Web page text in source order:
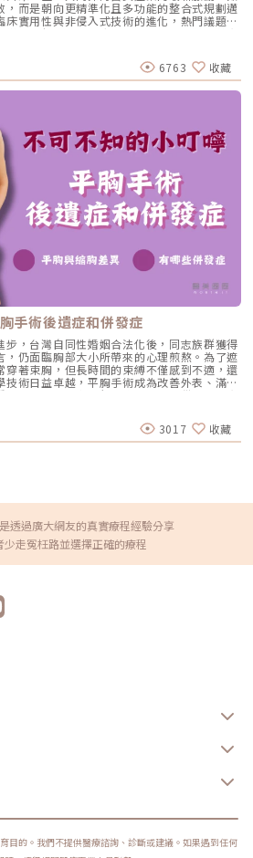
持肌膚結構、改善初期鬆弛或膚質問題的人，
項之一，是否適合仍需依實際狀況判斷。
自然或僵硬？妮芙蕾主打的是漸進式膠原蛋
要在合適規劃下，改善通常呈現自然變化，
：施作澎怦針後需要特別照顧嗎？一般會建
作部位，並遵循專業建議進行基礎保養與防
澎怦針的效果會完全消失嗎？隨著時間的流
但在此之前所生成的膠原蛋白，已成為肌膚結
瞬間消失」，而是逐漸回到自然狀態。Q8：
可以，例如與光電雷射或其他保養型療程搭
膚況與整體規劃評估。 皮秒雷射：改善斑點
週 再進行膠原蛋白增生劑。 音波／電波拉
排為拉提後 2–4 週 再銜接增生型療程。 埋線
規劃彈性調整。 玻尿酸填充：可同日進
原蛋白增生劑。 肉毒桿菌：可同日規劃，
型療程。Q9：澎怦針適合用在哪些部位？
而出現的凹陷、紋路或支撐度下降區域，實際
論。 臉部凹陷：法令紋、淚溝、蘋果肌下
輪廓調整：臉部鬆弛、中臉支撐度下降。 細
紋。 膚質升級：提升整體緊實感、彈性。
，讓線條看起來更順。Q10：第一次接觸膠原
了解不同膠原蛋白增生劑的作用原理與效果
求。除了是否期待立即變化或偏好自然、漸進
現與凹陷類型，例如是整體膚質與支撐度下
，這些差異都會影響適合的療程方向。整體來
稱，而是是否符合自身老化型態與期待的需
夕之間變得截然不同，而是希望在日常生活
、狀態好的自己。也因此，近年越來越多目光
累積的膠原蛋白增生劑。NeoFilera 妮芙蕾
超過萬瓶的使用經驗，所呈現的並不是快速改
化節奏、讓肌膚逐步調整。對於正在考慮膠
程原理、認識自己的老化型態與期待，遠比
每次變美的選擇，都是在充分理解療程之
走得長遠的路。★溫馨提醒★小編要提醒大
，所有的療程都伴隨著風險。因此，作為消費
前往診所回診，以觀察傷口的恢復情況。提
術通常會移除多餘的眼皮組織，並進行層層
術後形成的疤痕。提眉手術後的疤痕演變如
傷口會呈現紅色，未來疤痕顏色會逐漸變
化，除非仔細觀察，否則不容易察覺。 由於
能在術後暫時出現疤痕變黑的現象，通常需要
手術後疤痕如何護理？傷口完全癒合後，可以
養品進行護理。對於積極保養的人，可以考慮
全淡化之前，建議使用眉筆來化妝，以達到遮
於眉毛稀疏或對疤痕很在意的人，也可以考慮
。延伸閱讀：「靚眉」不是夢！掌握提眉手術
溫馨提醒★小編要提醒大家，醫療並非單純的
風險。因此，作為消費者應該謹慎選擇合適
。
，而是朝向更精準化且多功能的整合式規劃邁
實用性與非侵入式技術的進化，熱門議題如
導入升級等也紛紛亮相，全面展現台灣醫美市
教育與制度建構，學術與品質並進美容醫學
美早已非單一療程的堆疊，而是針劑、光電、
、相互整合。他強調，學會持續推動品質認
以更安全、有效的醫療服務，為產業建立穩固
容醫學會大會執行長—王修含醫師，美容醫
大會執行長王修含醫師則提到，醫美從過去
日常保養的一環。隨著光電與非侵入式療程
仍屬醫療行為，客製化設計與風險控管始終是
動醫學教育的數位轉型，透過網路平台補足診
面理解療程內容。微針X外泌體攜手，重啟肌
效的療程，現代人更重視膚質健康與長期維
能力，微針搭配外泌體迅速成為市場新寵。
診所張皓強醫師指出，破壞型療程雖然見效
肌膚失去原有的修復能力。他選擇使用
材質如外泌體、PRP…等進行複合式導入，
Dermapen 展區中，多位臨床經驗豐富的醫
（微醫未來美學診所院長）、蔡詩辰醫師
醫師（書妍診所院長）共同探討Dermapen 4
在搭配不同成分用以解決疤痕、色素沉著
性，以及快速的恢復期和精準的治療效果。
碩醫師、微醫未來美學診所—陳咸伸醫師、
∕上立美學皮膚科診所—林上立醫師）原廠
）也提到，Skin Booster 類產品如外泌體、
的導入工具，很難發揮應有效果，而
為精準並完善的設備之一。他進一步分享實
專們用於改善暗沉、色素沉澱、肝斑，內含
者能夠在短短1-2次的療程，就能看到皮膚暗
原廠講師辰美學診所—蔡詩辰醫師）
學診所—蔡詩辰醫師）此外，林上立醫師
補充，Dermapen每秒可創造多達1920個微
效率。不僅適用於臉部的膚況調理，更在頭
醫師指出，許多民眾對肌膚問題的第一聯想仍
穿透深度與靈活操作，能協助活性成分深入真
量設備的情況下，也能呈現穩定成果，讓療程
升級，從動態修復到外泌體強化在本屆學會
希玻尿酸品牌展現出在醫美創新力，以高技術
首度獲得美國適應症核可、專為「動態紋
天然玻尿酸近似的半固態、半液態特點，能在
張力、再恢復原狀，呈現自然服貼、不僵硬的
>>>Dr.V 醫美V博士的YouTube頻道（右圖/
彥博士說明，該產品來自靈芝萃取，純度高
配玻尿酸或其他導入介質。蕭博士強調，高
性高，更在肌膚修復、抗炎與改善膚況方面表
讓醫美療程不僅更安全，也更貼近自然與長效
非侵入式導入創新科技在Skin Booster熱潮持
高需求，多家廠商紛紛推出創新設備，打造療
國際展示的無針水光設備，透過高速霧化技術
入導入真皮層，無需針頭也能達成深層保濕與
特別適合怕針又重視效果的消費者。現場操作
看準導入療程的多樣應用，主打SEYO水光儀
與八角茴香萃取等活性成分噴射導入，應用範
6763 收藏
手術後遺症和併發症
步，台灣自同性婚姻合法化後，同志族群獲得
，仍面臨胸部大小所帶來的心理煎熬。為了遮
穿著束胸，但長時間的束縛不僅感到不適，還
術日益卓越，平胸手術成為改善外表、滿足
手術也因此逐漸風行，為女同志提供了一項實
女乳症的男性，也有改善較女性化胸部的需
手術需獲得醫生的核可，然而平胸手術則沒有
術的相關資訊，包括平胸手術手術後遺症、
術前術後注意事項等相關資訊，小編一次告訴
患者等多種
時也無法讓乳房再次自然生長。在手術過程
，可能會引起乳頭暫時或永久性缺乏敏感。平
能夠降低併發症的風險，還能針對併發症進行
到理想效果。平胸手術術前注意事項 進行平
溝通以評估手術的適切性和選擇適當的手術方
凝血機制異常、有嚴重疤痕體質、患有糖尿
況，應在事前告知醫師。 手術前1週應戒菸。
，例如紅麴、人蔘、銀杏、葡萄籽、避孕藥
前需素顏，並卸除指甲油，飾品、假牙、隱
於確保手術進行順利和患者的安全。平胸手術
蹤，由醫師診斷引流管是否卸除、傷口恢復
行二次手術。 手術後應避免吸菸和暴露於二
在術後2週內避免服用避孕藥和抗凝血劑，如
3017 收藏
透過廣大網友的真實療程經驗分享
少走冤枉路並選擇正確的療程
目的。我們不提供醫療諮詢、診斷或建議。如果遇到任何